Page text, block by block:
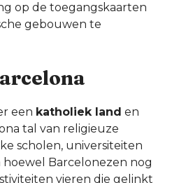
op de toegangskaarten
gebouwen te
een katholiek land en
tal van religieuze
scholen, universiteiten
Barcelonezen nog
vieren die gelinkt